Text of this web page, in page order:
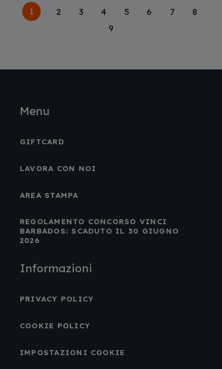
Paginazione
Pagina
1 Page
2 Page
3 Page
4 Page
5 Page
6 Page
7 Page
8
Page
9
Menu
GIFTCARD
LAVORA CON NOI
AREA STAMPA
REGOLAMENTO CONCORSO VINCI
BARBADOS: SCADUTO IL 30 GIUGNO
2026
Informazioni
PRIVACY POLICY
COOKIE POLICY
IMPOSTAZIONI COOKIE